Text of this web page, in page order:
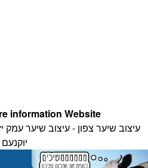
information Website
יוקנעם